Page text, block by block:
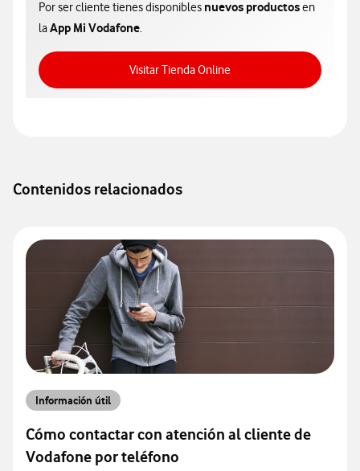
Por ser cliente tienes disponibles nuevos productosen
laApp Mi Vodafone.
Visitar Tienda OnlineAcceso a Tienda Online
Contenidos relacionados
Información útil
Cómo contactar con atención al cliente de
Vodafone por teléfono